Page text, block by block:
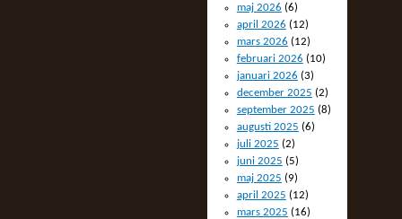
maj 2026 (6)
april 2026 (12)
mars 2026 (12)
februari 2026 (10)
januari 2026 (3)
december 2025 (2)
september 2025 (8)
augusti 2025 (6)
juli 2025 (2)
juni 2025 (5)
maj 2025 (9)
april 2025 (12)
mars 2025 (16)